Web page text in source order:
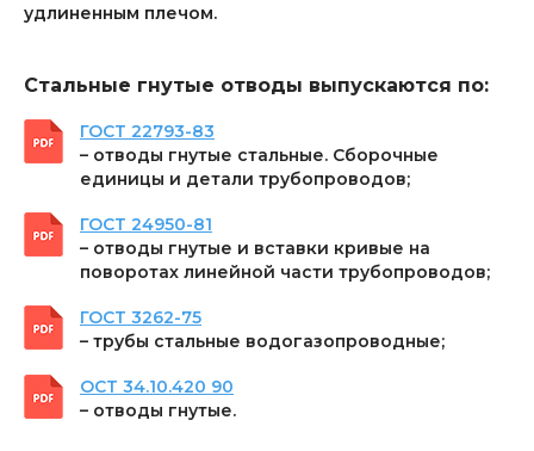
удлиненным плечом.
Стальные гнутые отводы выпускаются по:
ГОСТ 22793-83
– отводы гнутые стальные. Сборочные
единицы и детали трубопроводов;
ГОСТ 24950-81
– отводы гнутые и вставки кривые на
поворотах линейной части трубопроводов;
ГОСТ 3262-75
– трубы стальные водогазопроводные;
ОСТ 34.10.420 90
– отводы гнутые.